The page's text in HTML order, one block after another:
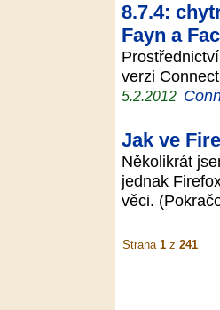
8.7.4:
Fayn a
verzi
5.2.2012
Jak ve
Několikrát
jednak
věci.
Strana 1 z 241